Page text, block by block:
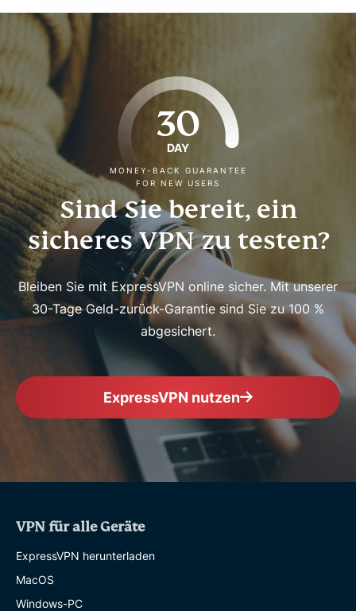
30
DAY
MONEY-BACK GUARANTEE
FOR NEW USERS
Sind Sie bereit, ein
sicheres VPN zu testen?
Bleiben Sie mit ExpressVPN online sicher. Mit unserer
30-Tage Geld-zurück-Garantie sind Sie zu 100 %
abgesichert.
ExpressVPN nutzen
VPN für alle Geräte
ExpressVPN herunterladen
MacOS
Windows-PC